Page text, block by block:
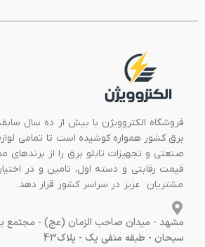
فروشگاه الکتروویژن با بیش از ده سال
برق کشور همواره کوشیده است تا تمامی
صنعتی و تجهیزات تابلو برق را از برندهای
قیمت رقابتی و دسته اول، تامین و در
مشتریان عزیز در سراسر کشور قرار دهد.
مشهد - میدان صاحب الزمان (عج) - مجتمع
سبحان - طبقه منفی یک - پلاک43